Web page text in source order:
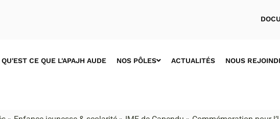
QU'EST CE QUE L'APAJH AUDE NOS PÔLES ACTUALITÉS NOUS